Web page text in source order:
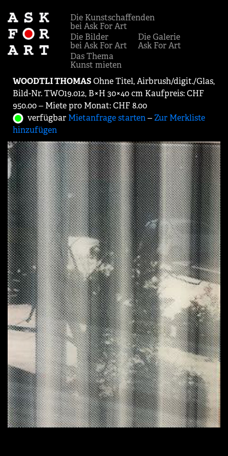
Die Kunstschaffenden
bei Ask For Art
Die Bilder
bei Ask For Art
Die Galerie
Ask For Art
Das Thema
Kunst mieten
WOODTLI THOMASOhne Titel, Airbrush/digit./Glas,
Bild-Nr. TWO19.012, B×H 30×40 cm Kaufpreis: CHF
950.00 ‒ Miete pro Monat: CHF 8.00
verfügbar Mietanfrage starten‒Zur Merkliste
hinzufügen